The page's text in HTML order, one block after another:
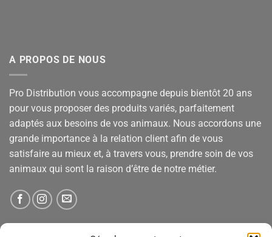
A PROPOS DE NOUS
Pro Distribution vous accompagne depuis bientôt 20 ans
pour vous proposer des produits variés, parfaitement
adaptés aux besoins de vos animaux. Nous accordons une
grande importance à la relation client afin de vous
satisfaire au mieux et, à travers vous, prendre soin de vos
animaux qui sont la raison d’être de notre métier.